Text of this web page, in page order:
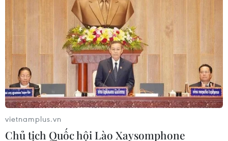
phố St. Petersburg, một nguồn tin ngoại giao quân sự
cho biết Nga sẵn sàng cung cấp một loạt thiết bị và vũ
khí hải quân cho Iran.
vietnamplus.vn
Chủ tịch Quốc hội Lào Xaysomphone